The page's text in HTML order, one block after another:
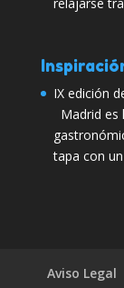
IX edición
Madrid es
tapa con
Aviso Legal